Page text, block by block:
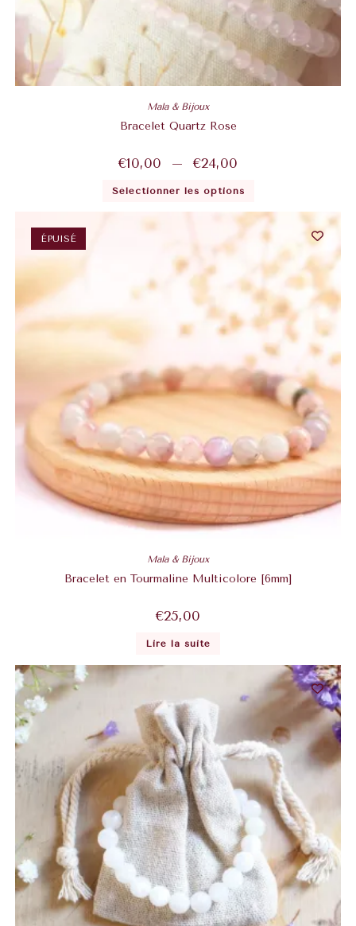
Mala & Bijoux
Bracelet Quartz Rose
€10,00 – €24,00
Sélectionner les options
ÉPUISÉ
Mala & Bijoux
Bracelet en Tourmaline Multicolore [6mm]
€25,00
Lire la suite